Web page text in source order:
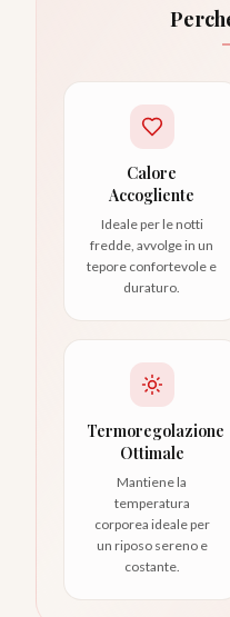
Calore
Accogliente
Ideale per le notti
fredde, avvolge in un
tepore confortevole e
duraturo.
Termoregolazione
Ottimale
Mantiene la
temperatura
corporea ideale per
un riposo sereno e
costante.